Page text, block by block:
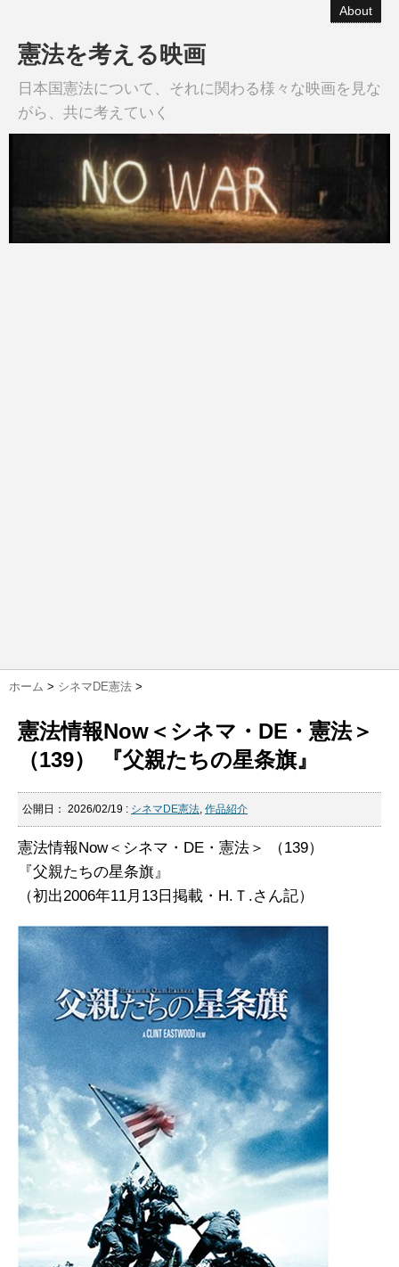
About
憲法を考える映画
日本国憲法について、それに関わる様々な映画を見な
がら、共に考えていく
ホーム > シネマDE憲法 >
憲法情報Now＜シネマ・DE・憲法＞
（139） 『父親たちの星条旗』
公開日： 2026/02/19 : シネマDE憲法, 作品紹介
憲法情報Now＜シネマ・DE・憲法＞ （139）
『父親たちの星条旗』
（初出2006年11月13日掲載・H.Ｔ.さん記）